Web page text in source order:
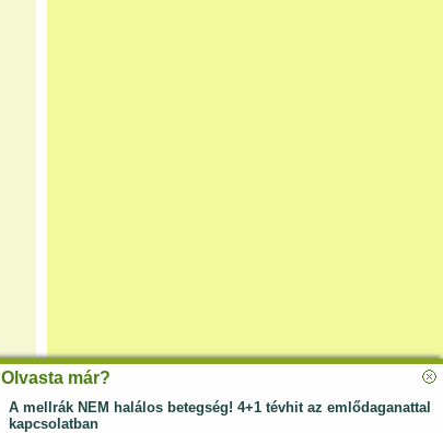
Olvasta már?
A mellrák NEM halálos betegség! 4+1 tévhit az emlődaganattal
kapcsolatban